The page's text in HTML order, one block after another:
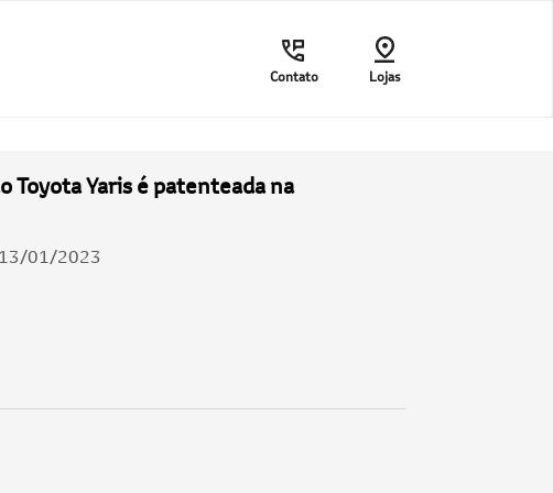
Contato Lojas
Toyota Yaris é patenteada na
13/01/2023